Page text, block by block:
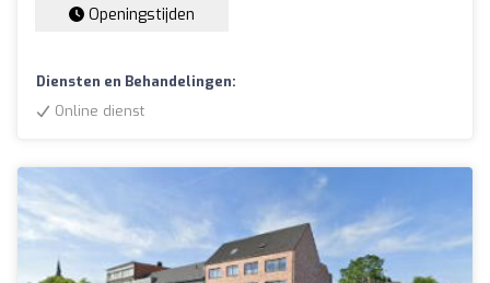
Openingstijden
Diensten en Behandelingen:
Online dienst